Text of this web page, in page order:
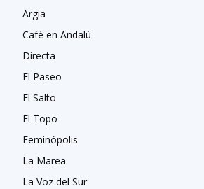
Argia
Café en Andalú
Directa
El Paseo
El Salto
El Topo
Feminópolis
La Marea
La Voz del Sur